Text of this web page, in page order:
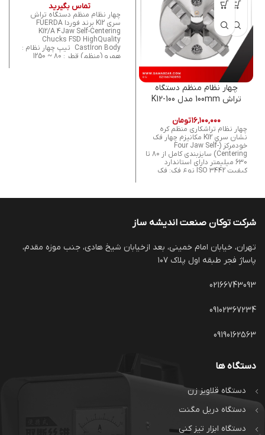
چهار نظام منظم دستگاه
تراش 100mm مدل K12-100
۱۶,۱۰۰,۰۰۰تومان
چهار نظام تراشکاری منظم کره
نشان سری K12 مکانیزم چهار فک
خودمرکز (Four Jaw Self-
Centering) سایزبندی کامل از 80 تا
630 میلیمتر دارای استاندارد
کیفیت ISO 3442 نوع فک: فک
تماس بگیرید
چهار نظام منظم دستگاه تراش
سری K12 برند فوردا FUERDA
K12/A 4Jaw Self-Centering
Chucks FSD HighQuality
CastIron Body تیپ چهار نظام :
همرو (منظم) قطر : 80 ~ 1250
شرکت توکان صنعت اندیشه ساز
تهران، خیابان امام خمینی، بعد ازخیابان شیخ هادی، جنب موزه مقدم،
پاساژ فجر طبقه اول پلاک ۱۰۷
02166743093
09102367234
09190162563
دستگاه ها
دستگاه قلاویز زن
دستگاه دریل مگنت
دستگاه ابزار تیز کنی